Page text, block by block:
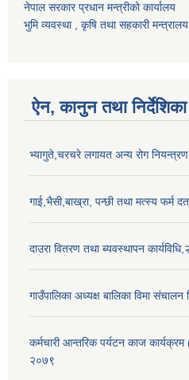
नेपाल सरकार प्रधान मन्त्रीको कार्यालय
भुमि व्यवस्था , कृषि तथा सहकारी मन्त्रालय
ऐन, कानुन तथा निर्देशिका
भ्यागुते,चरचरे लगायत अन्य रोग नियन्त्रण
गाई,भैसी,बाख्रा, पन्छी तथा मत्स्य फर्म
दाउरा वितरण तथा ब्यवस्थापन
गाउँपालिका अध्यक्ष बालिका विमा संचालन
कर्मचारी आन्तरिक पर्यटन काज
२०७९